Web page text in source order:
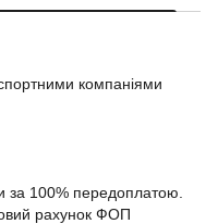
компаніями
за 100% передоплатою.
рахунок ФОП